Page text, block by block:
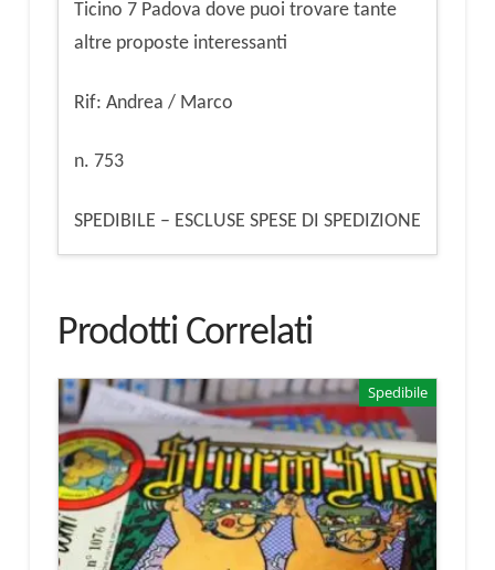
Ticino 7 Padova dove puoi trovare tante
altre proposte interessanti
Rif: Andrea / Marco
n. 753
SPEDIBILE – ESCLUSE SPESE DI SPEDIZIONE
Prodotti Correlati
Spedibile